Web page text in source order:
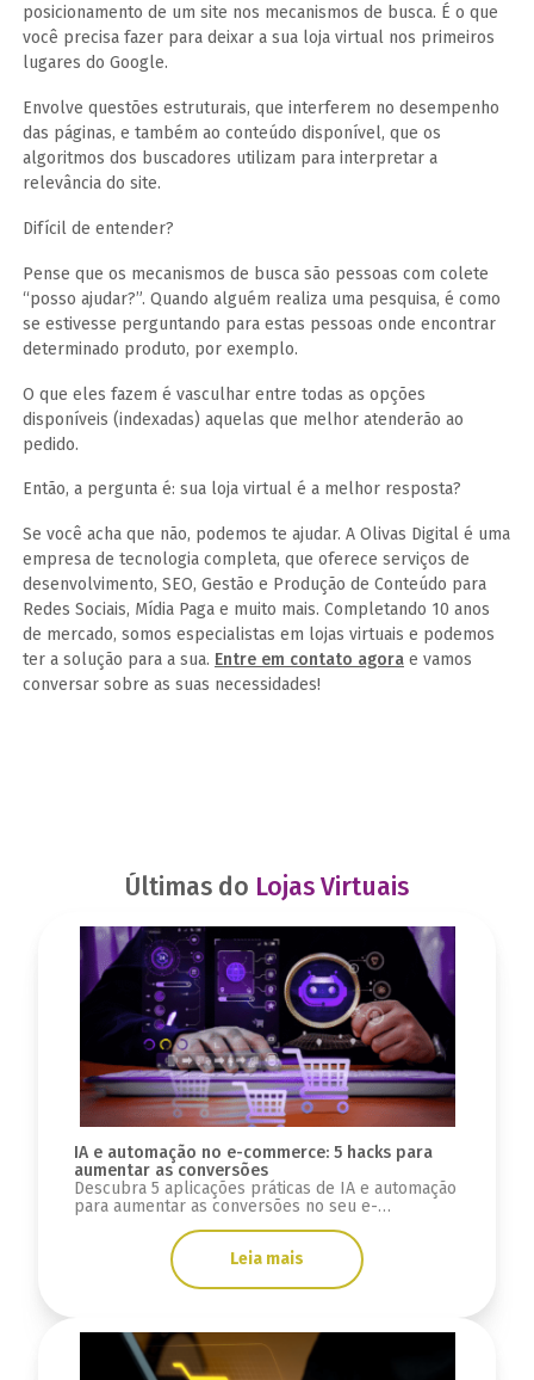
posicionamento de um site nos mecanismos de busca. É o que
você precisa fazer para deixar a sua loja virtual nos primeiros
lugares do Google.
Envolve questões estruturais, que interferem no desempenho
das páginas, e também ao conteúdo disponível, que os
algoritmos dos buscadores utilizam para interpretar a
relevância do site.
Difícil de entender?
Pense que os mecanismos de busca são pessoas com colete
“posso ajudar?”. Quando alguém realiza uma pesquisa, é como
se estivesse perguntando para estas pessoas onde encontrar
determinado produto, por exemplo.
O que eles fazem é vasculhar entre todas as opções
disponíveis (indexadas) aquelas que melhor atenderão ao
pedido.
Então, a pergunta é: sua loja virtual é a melhor resposta?
Se você acha que não, podemos te ajudar. A Olivas Digital é uma
empresa de tecnologia completa, que oferece serviços de
desenvolvimento, SEO, Gestão e Produção de Conteúdo para
Redes Sociais, Mídia Paga e muito mais. Completando 10 anos
de mercado, somos especialistas em lojas virtuais e podemos
ter a solução para a sua. Entre em contato agora e vamos
conversar sobre as suas necessidades!
Últimas do Lojas Virtuais
IA e automação no e-commerce: 5 hacks para
aumentar as conversões
Descubra 5 aplicações práticas de IA e automação
para aumentar as conversões no seu e-
Leia mais